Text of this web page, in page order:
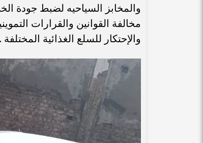
والمخابز السياحيه لضبط جودة
مخالفة القوانين والقرارات
والإحتكار للسلع الغذائية المختلفة .